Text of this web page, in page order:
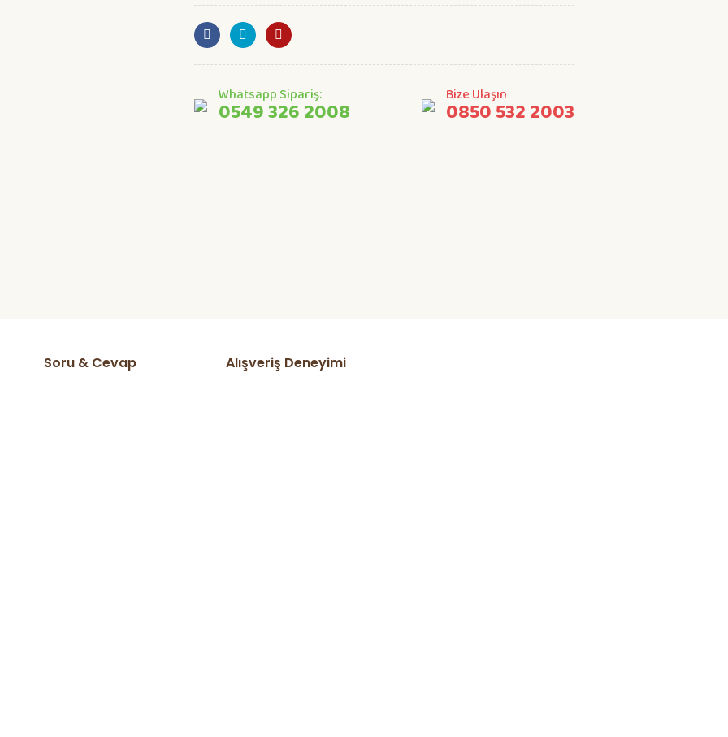
Whatsapp Sipariş:
0549 326 2008
Bize Ulaşın
0850 532 2003
Soru & Cevap Alışveriş Deneyimi